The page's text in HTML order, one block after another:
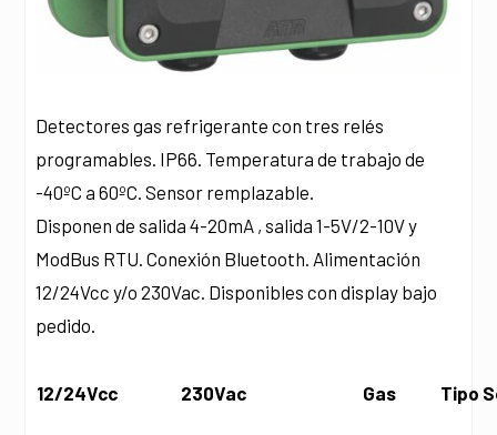
Detectores gas refrigerante con tres relés
programables. IP66. Temperatura de trabajo de
-40ºC a 60ºC. Sensor remplazable.
Disponen de salida 4-20mA , salida 1-5V/2-10V y
ModBus RTU. Conexión Bluetooth. Alimentación
12/24Vcc y/o 230Vac. Disponibles con display bajo
pedido.
12/24Vcc 230Vac Gas Tipo